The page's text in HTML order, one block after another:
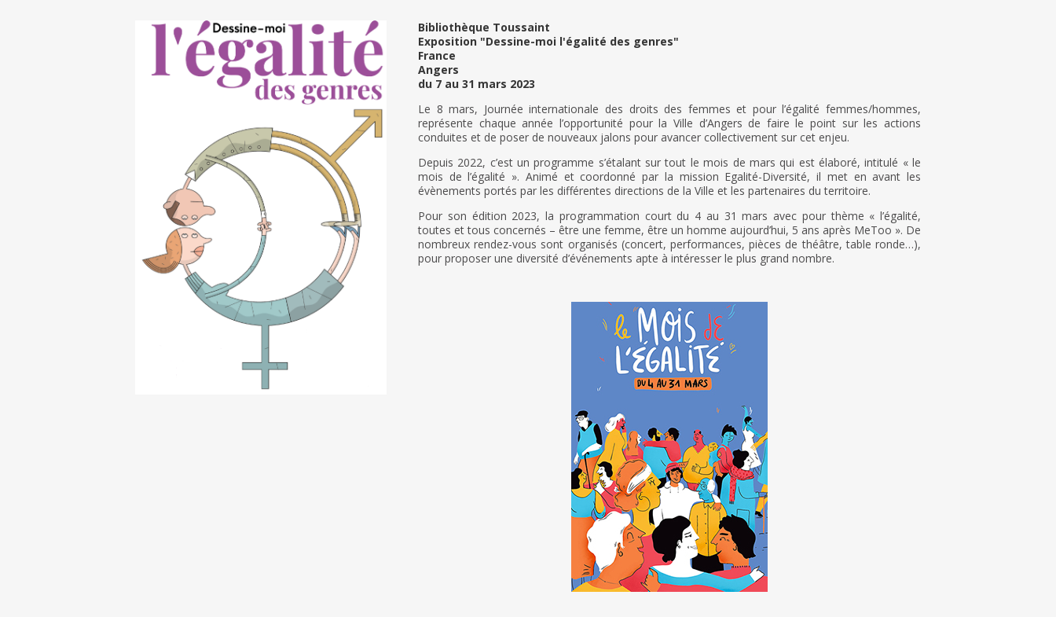
Bibliothèque Toussaint
Exposition "Dessine-moi l'égalité des genres"
France
Angers
du 7 au 31 mars 2023
Le 8 mars, Journée internationale des droits des femmes et pour l’égalité femmes/hommes,
représente chaque année l’opportunité pour la Ville d’Angers de faire le point sur les actions
conduites et de poser de nouveaux jalons pour avancer collectivement sur cet enjeu.
Depuis 2022, c’est un programme s’étalant sur tout le mois de mars qui est élaboré, intitulé « le
mois de l’égalité ». Animé et coordonné par la mission Egalité-Diversité, il met en avant les
évènements portés par les différentes directions de la Ville et les partenaires du territoire.
Pour son édition 2023, la programmation court du 4 au 31 mars avec pour thème « l’égalité,
toutes et tous concernés – être une femme, être un homme aujourd’hui, 5 ans après MeToo ». De
nombreux rendez-vous sont organisés (concert, performances, pièces de théâtre, table ronde…),
pour proposer une diversité d’événements apte à intéresser le plus grand nombre.